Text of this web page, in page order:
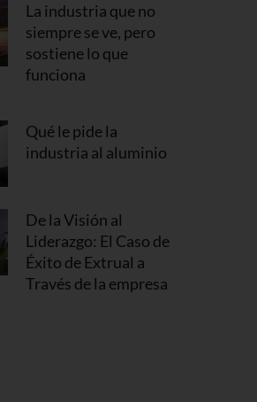
La industria que no
siempre se ve, pero
sostiene lo que
funciona
Qué le pide la
industria al aluminio
De la Visión al
Liderazgo: El Caso de
Éxito de Extrual a
Través de la empresa